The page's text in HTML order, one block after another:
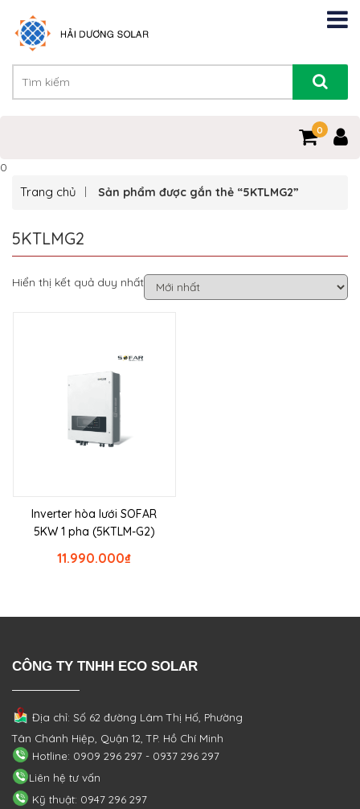
0
0
Trang chủ Sản phẩm được gắn thẻ “5KTLMG2”
5KTLMG2
Hiển thị kết quả duy nhất
Inverter hòa lưới SOFAR
5KW 1 pha (5KTLM-G2)
₫
11.990.000
CÔNG TY TNHH ECO SOLAR
Địa chỉ: Số 62 đường Lâm Thị Hố, Phường
Tân Chánh Hiệp, Quận 12, TP. Hồ Chí Minh
Hotline: 0909 296 297 - 0937 296 297
Liên hệ tư vấn
Kỹ thuật: 0947 296 297